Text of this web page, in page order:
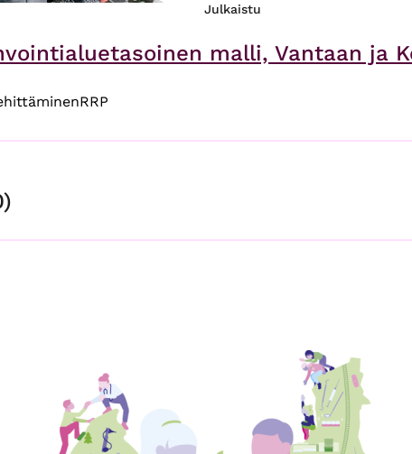
Julkaistu
malli, Vantaan ja
RRP